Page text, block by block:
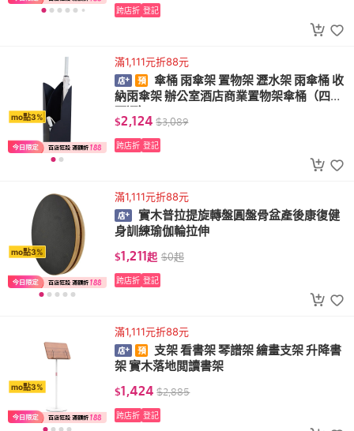
跨店折 登記
mo點3%
滿1,111元折88元
傘桶 雨傘架 置物架 瀝水架 雨傘桶 收
納雨傘架 辦公室酒店商業置物架傘桶（四色
可選）
$2,124 $3,089
跨店折 登記
mo點3%
滿1,111元折88元
實木普拉提旋轉盤圓盤骨盆產後康復健
身訓練瑜伽輪拉伸
$1,211起 $0起
跨店折 登記
mo點3%
滿1,111元折88元
支架 看書架 琴譜架 繪畫支架 升降書
架 實木落地閲讀書架
$1,424 $2,885
跨店折 登記